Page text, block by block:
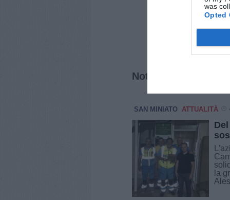
was
Opted
Notizie correlate
SAN MINIATO ATTUALITÀ
la